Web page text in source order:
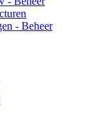
- Beheer